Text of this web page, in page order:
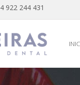
922 244 431